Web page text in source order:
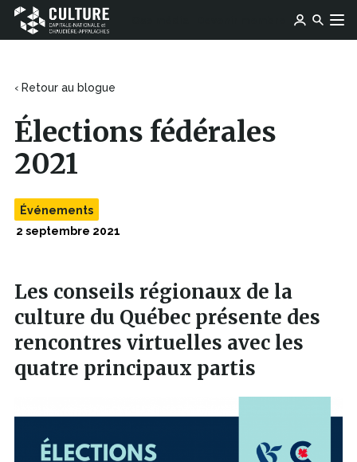
Aller au contenu
Culture
Capitale-
Chaudière-
fenêtre
‹ Retour au blogue
Élections fédérales
2021
Événements
2 septembre 2021
Les conseils régionaux de la
culture du Québec présente des
rencontres virtuelles avec les
quatre principaux partis